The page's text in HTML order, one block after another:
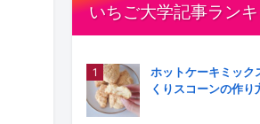
いちご大学記事ラン
ホットケーキミック
くりスコーンの作り